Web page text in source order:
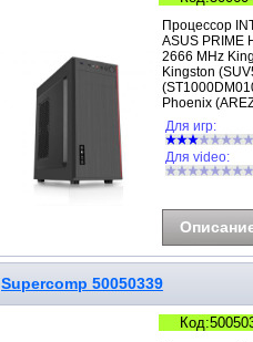
Процессор
ASUS PRIME
2666 MHz
Kingston
Phoenix
Для игр:
Для video:
Supercomp 50050339